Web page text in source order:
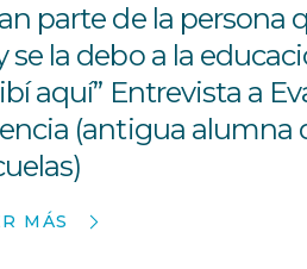
parte de la persona
se la debo a la
aquí” Entrevista a
(antigua alumna
MÁS